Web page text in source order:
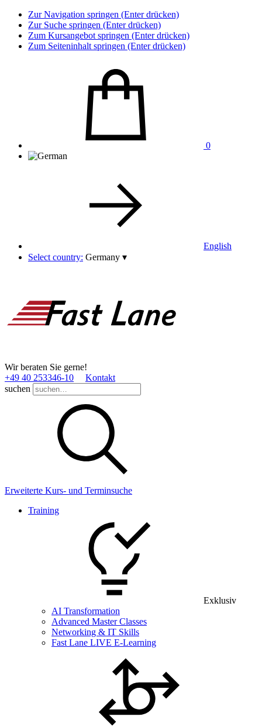
Zur Navigation springen (Enter drücken)
Zur Suche springen (Enter drücken)
Zum Kursangebot springen (Enter drücken)
Zum Seiteninhalt springen (Enter drücken)
0
English
Select country: Germany ▾
Wir beraten Sie gerne!
+49 40 253346­-10
Kontakt
suchen
Erweiterte Kurs- und Terminsuche
Training
Exklusiv
AI Transformation
Advanced Master Classes
Networking & IT Skills
Fast Lane LIVE E-Learning